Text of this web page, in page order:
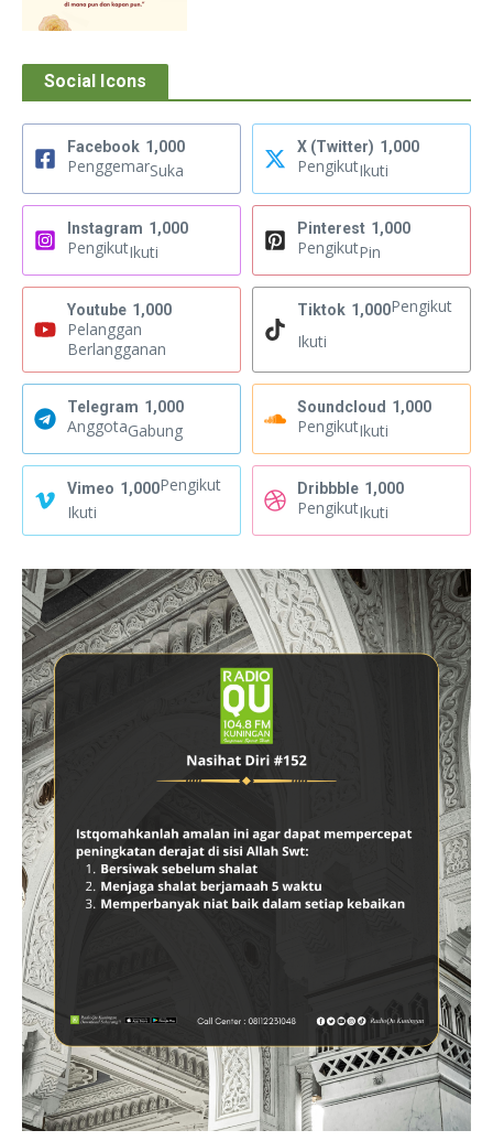
Social Icons
Facebook 1,000
PenggemarSuka
X (Twitter) 1,000
PengikutIkuti
Instagram 1,000
PengikutIkuti
Pinterest 1,000
PengikutPin
Youtube 1,000
Pelanggan
Berlangganan
Tiktok 1,000Pengikut
Ikuti
Telegram 1,000
AnggotaGabung
Soundcloud 1,000
PengikutIkuti
Vimeo 1,000Pengikut
Ikuti
Dribbble 1,000
PengikutIkuti